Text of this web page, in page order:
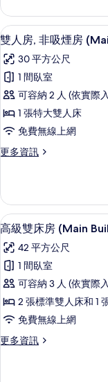
片
(Main
Building)
的
情
顯
示
雙
人
房,
非
吸
煙
(Main
Building)
的
所
有
相
片
12
雙人房, 非吸煙房
30 平方公尺
1 間臥室
可容納 2 人 (依實際
1 張特大雙人床
免費無線上網
更多資訊
更
房,
非
吸
房
(Main
的
詳
情
顯
示
高
級
雙
床
房
(Main
11
高級雙床房 (Main
42 平方公尺
1 間臥室
可容納 3 人 (依實際
2 張標準雙人床和 1
免費無線上網
更多資訊
更